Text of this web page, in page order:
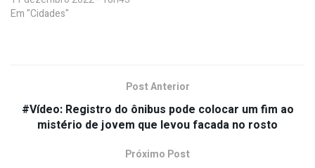
Em "Cidades"
Post Anterior
#Vídeo: Registro do ônibus pode colocar um fim ao
mistério de jovem que levou facada no rosto
Próximo Post